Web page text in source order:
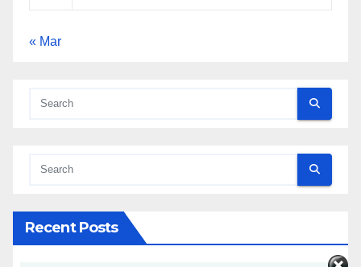
« Mar
Recent Posts